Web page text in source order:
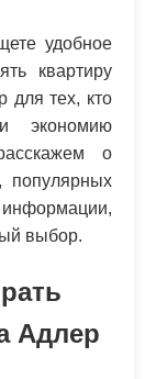
удобное
квартиру
для тех, кто
экономию
о
популярных
выбор.
Адлер